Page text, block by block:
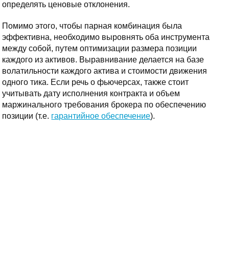
определять ценовые отклонения.
Помимо этого, чтобы парная комбинация была
эффективна, необходимо выровнять оба инструмента
между собой, путем оптимизации размера позиции
каждого из активов. Выравнивание делается на базе
волатильности каждого актива и стоимости движения
одного тика. Если речь о фьючерсах, также стоит
учитывать дату исполнения контракта и объем
маржинального требования брокера по обеспечению
позиции (т.е. гарантийное обеспечение).